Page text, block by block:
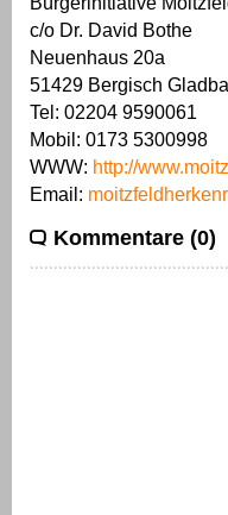
c/o Dr. David Bothe
Neuenhaus 20a
51429 Bergisch
Tel: 02204 9590061
Mobil: 0173 5300998
WWW: http://
Email:
Kommentare (0)